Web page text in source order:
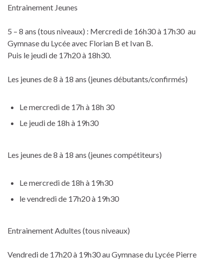
Entrainement Jeunes
5 – 8 ans (tous niveaux) : Mercredi de 16h30 à 17h30 au
Gymnase du Lycée avec Florian B et Ivan B.
Puis le jeudi de 17h20 à 18h30.
Les jeunes de 8 à 18 ans (jeunes débutants/confirmés)
Le mercredi de 17h à 18h 30
Le jeudi de 18h à 19h30
Les jeunes de 8 à 18 ans (jeunes compétiteurs)
Le mercredi de 18h à 19h30
le vendredi de 17h20 à 19h30
Entrainement Adultes (tous niveaux)
Vendredi de 17h20 à 19h30 au Gymnase du Lycée Pierre